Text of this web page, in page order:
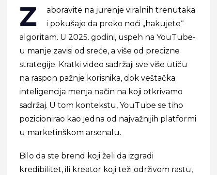
Z
aboravite na jurenje viralnih trenutaka
i pokušaje da preko noći „hakujete“
algoritam. U 2025. godini, uspeh na YouTube-
u manje zavisi od sreće, a više od precizne
strategije. Kratki video sadržaji sve više utiču
na raspon pažnje korisnika, dok veštačka
inteligencija menja način na koji otkrivamo
sadržaj. U tom kontekstu, YouTube se tiho
pozicionirao kao jedna od najvažnijih platformi
u marketinškom arsenalu.
Bilo da ste brend koji želi da izgradi
kredibilitet, ili kreator koji teži održivom rastu,